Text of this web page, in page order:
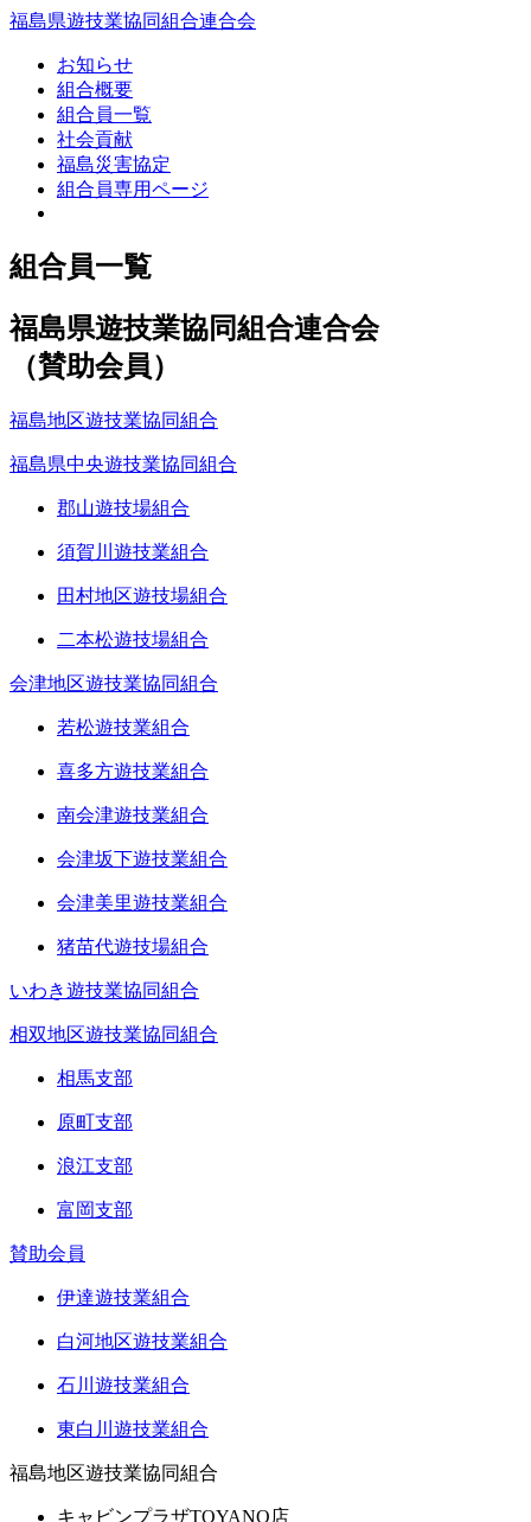
福島県遊技業協同組合連合会
お知らせ
組合概要
組合員一覧
社会貢献
福島災害協定
組合員専用ページ
組合員一覧
福島県遊技業協同組合連合会
（賛助会員）
福島地区遊技業協同組合
福島県中央遊技業協同組合
郡山遊技場組合
須賀川遊技業組合
田村地区遊技場組合
二本松遊技場組合
会津地区遊技業協同組合
若松遊技業組合
喜多方遊技業組合
南会津遊技業組合
会津坂下遊技業組合
会津美里遊技業組合
猪苗代遊技場組合
いわき遊技業協同組合
相双地区遊技業協同組合
相馬支部
原町支部
浪江支部
富岡支部
賛助会員
伊達遊技業組合
白河地区遊技業組合
石川遊技業組合
東白川遊技業組合
福島地区遊技業協同組合
キャビンプラザTOYANO店